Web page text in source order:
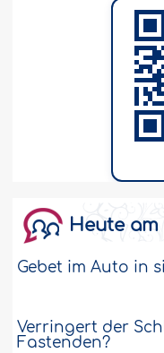
Heute
Gebet im Auto in
Verringert der
Fastenden?